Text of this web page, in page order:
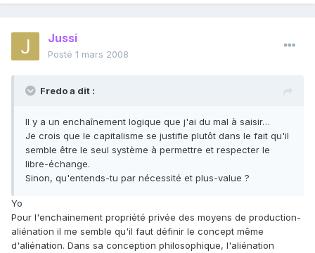
Jussi
Posté 1 mars 2008
Fredo a dit :
Il y a un enchaînement logique que j'ai du mal à saisir…
Je crois que le capitalisme se justifie plutôt dans le fait qu'il
semble être le seul système à permettre et respecter le
libre-échange.
Sinon, qu'entends-tu par nécessité et plus-value ?
Yo
Pour l'enchainement propriété privée des moyens de production-
aliénation il me semble qu'il faut définir le concept même
d'aliénation. Dans sa conception philosophique, l'aliénation